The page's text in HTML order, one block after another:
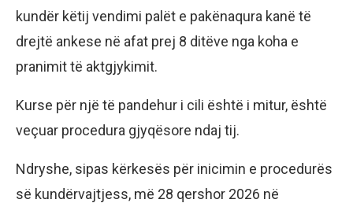
kundër këtij vendimi palët e pakënaqura kanë të
drejtë ankese në afat prej 8 ditëve nga koha e
pranimit të aktgjykimit.
Kurse për një të pandehur i cili është i mitur, është
veçuar procedura gjyqësore ndaj tij.
Ndryshe, sipas kërkesës për inicimin e procedurës
së kundërvajtjess, më 28 qershor 2026 në